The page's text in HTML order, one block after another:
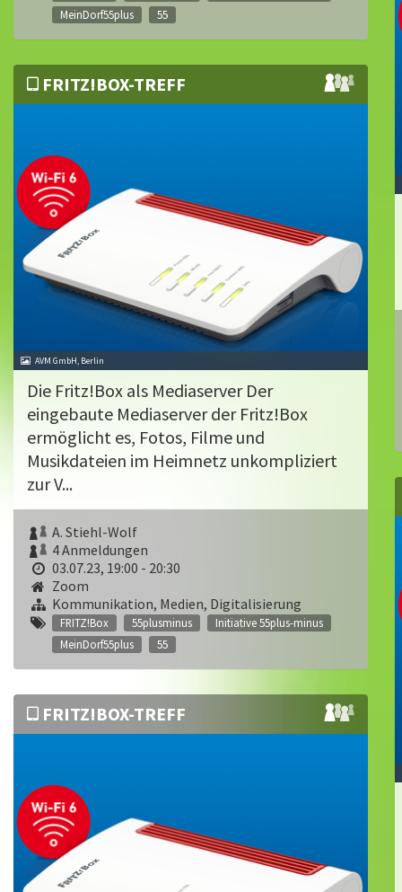
MeinDorf55plus
55
FRITZ!BOX-TREFF
AVM GmbH, Berlin
Die Fritz!Box als Mediaserver Der
eingebaute Mediaserver der Fritz!Box
ermöglicht es, Fotos, Filme und
Musikdateien im Heimnetz unkompliziert
zur V...
A. Stiehl-Wolf
4 Anmeldungen
03.07.23, 19:00 - 20:30
Zoom
Kommunikation, Medien, Digitalisierung
FRITZ!Box 55plusminus
Initiative 55plus-minus
MeinDorf55plus
55
FRITZ!BOX-TREFF